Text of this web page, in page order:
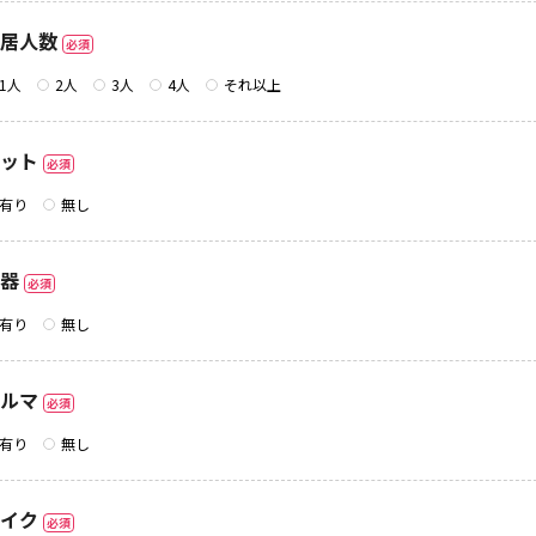
人数 必須
1人 2人 3人 4人 それ以上
ト 必須
有り 無し
必須
有り 無し
マ 必須
有り 無し
ク 必須